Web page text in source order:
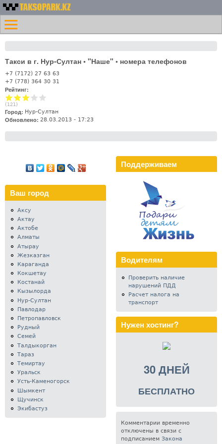
содержанию
Номера
такси
Казахстана -
Таксопарк.KZ
Меню
Главная
Контакты
Такси в г. Нур-Султан • "Наше" • номера телефонов
+7 (7172) 27 63 63
+7 (778) 364 30 31
Рейтинг:
(121 )
Город: Нур-Султан
Обновлено: 28.03.2013 - 17:23
Ваш город
Аксу
Актау
Актобе
Алматы
Атырау
Жезказган
Караганда
Кокшетау
Костанай
Кызылорда
Нур-Султан
Павлодар
Петропавловск
Рудный
Семей
Талдыкорган
Тараз
Темиртау
Уральск
Усть-Каменогорск
Шымкент
Щучинск
Экибастуз
Поддерживаем
Водителям
Проверить наличие
нарушений ПДД
Расчет налога на
транспорт
Нужен хостинг?
30 ДНЕЙ
БЕСПЛАТНО
Комментарии временно
отключены в связи с
подписанием Закона